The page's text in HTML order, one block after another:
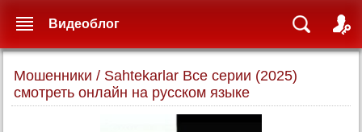
Мошенники / Sahtekarlar Все серии (2025)
смотреть онлайн на русском языке
Видеоблог